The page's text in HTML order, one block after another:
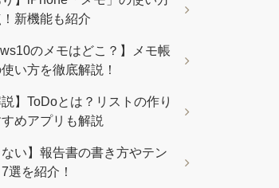
新機能も紹介
のメモはどこ？】メモ帳
い方を徹底解説！
説】ToDoとは？リストの作り
めアプリも解説
ない】報告書の書き方やテン
選を紹介！